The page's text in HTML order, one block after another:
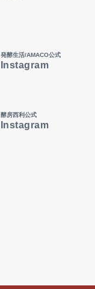
発酵生活/AMACO公式
Instagram
酵房西利公式
Instagram